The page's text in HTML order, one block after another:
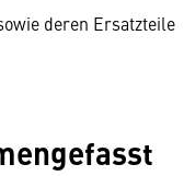
deren Ersatzteile